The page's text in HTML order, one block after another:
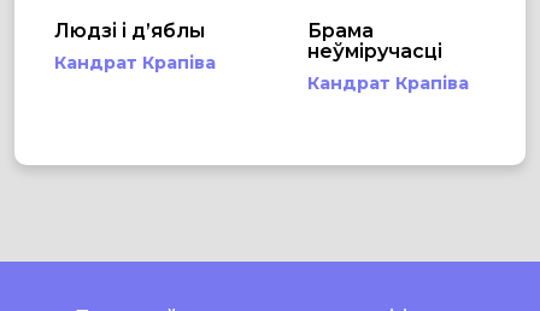
Людзі і д’яблы
Кандрат Крапіва
Брама
неўміручасці
Кандрат Крапіва